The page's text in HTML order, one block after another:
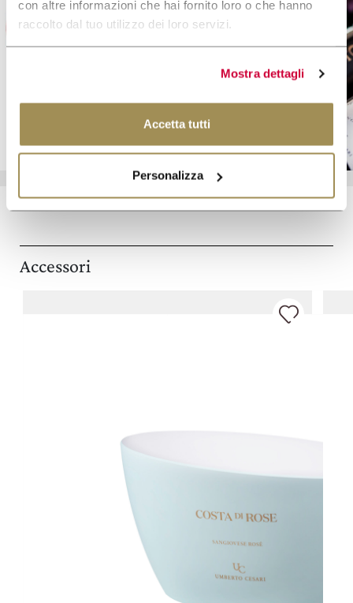
con altre informazioni che hai fornito loro o che hanno
raccolto dal tuo utilizzo dei loro servizi.
Mostra dettagli
Accetta tutti
Personalizza
Gift Card
SCOPRI DI PIÙ
Accessori